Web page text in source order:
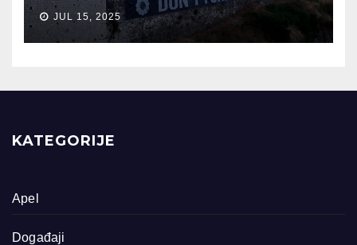
JUL 15, 2025
KATEGORIJE
Apel
Događaji